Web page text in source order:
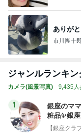
ジャンルランキン
カメラ(風景写真) 9,435人
粧品✨銀
物でエル
北軽井沢
やっちゃん